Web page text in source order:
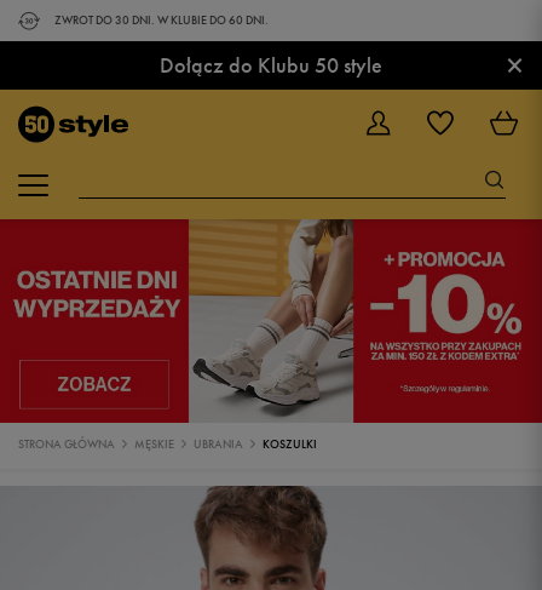
ZWROT DO 30 DNI. W KLUBIE DO 60 DNI.
Dołącz do Klubu 50 style ×
STRONA GŁÓWNA MĘSKIE UBRANIA KOSZULKI